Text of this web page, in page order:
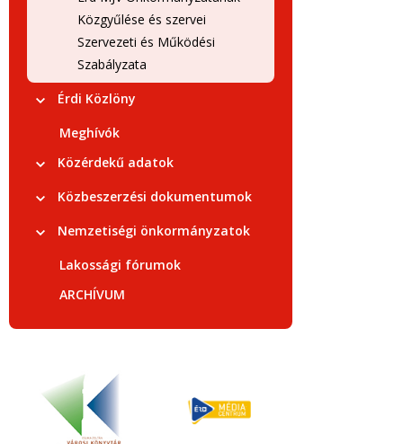
Közgyűlése és szervei
Szervezeti és Működési
Szabályzata
Érdi Közlöny
Meghívók
Közérdekű adatok
Közbeszerzési dokumentumok
Nemzetiségi önkormányzatok
Lakossági fórumok
ARCHÍVUM